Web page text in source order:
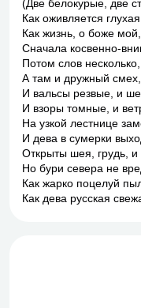
(Две белокурые, две
Как оживляется
Как жизнь, о боже
Сначала косвенно-
Потом слов
А там и дружный
И вальсы резвые, и
И взоры томные, и
На узкой лестнице
И дева в сумерки
Открыты шея, грудь, и
Но бури севера не
Как жарко поцелуй
Как дева русская